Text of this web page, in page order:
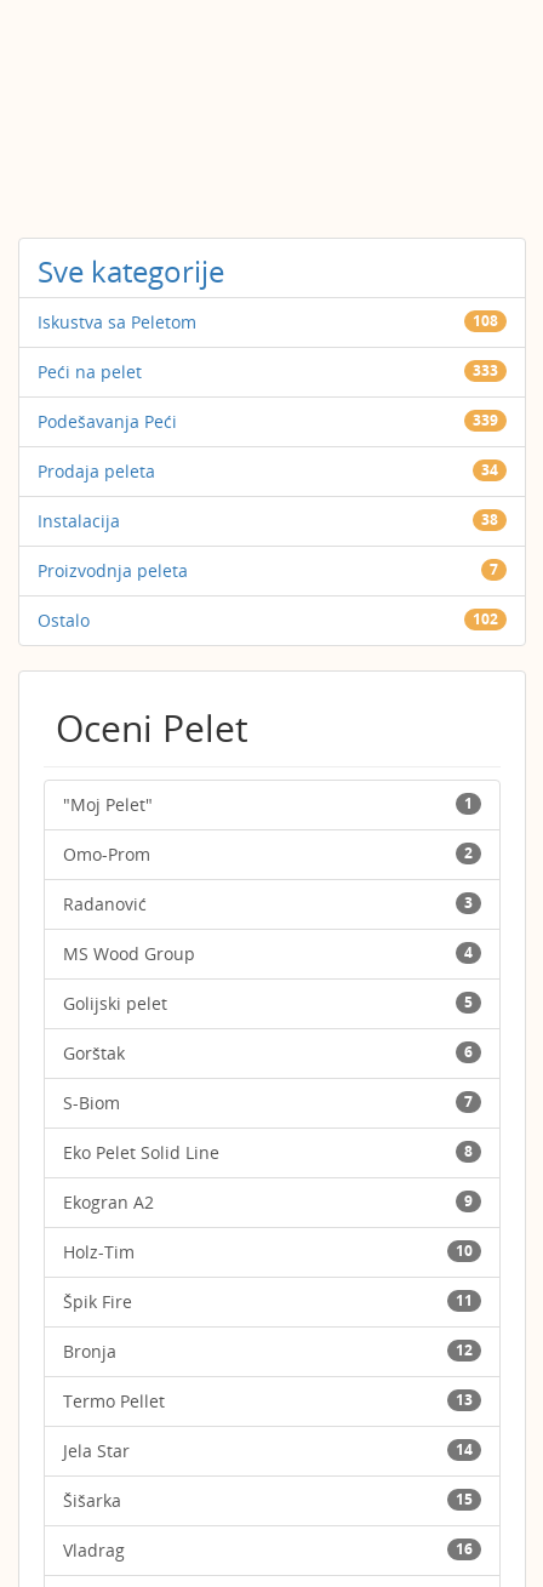
Sve kategorije
Iskustva sa Peletom 108
Peći na pelet 333
Podešavanja Peći 339
Prodaja peleta 34
Instalacija 38
Proizvodnja peleta 7
Ostalo 102
Oceni Pelet
1
"Moj Pelet"
2
Omo-Prom
3
Radanović
4
MS Wood Group
5
Golijski pelet
6
Gorštak
7
S-Biom
8
Eko Pelet Solid Line
9
Ekogran A2
10
Holz-Tim
11
Špik Fire
12
Bronja
13
Termo Pellet
14
Jela Star
15
Šišarka
16
Vladrag